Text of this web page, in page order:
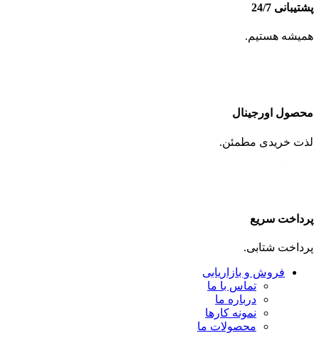
پشتیبانی 24/7
همیشه هستیم.
محصول اورجینال
لذت خریدی مطمئن.
پرداخت سریع
پرداخت شتابی.
فروش و بازاریابی
تماس با ما
درباره ما
نمونه کارها
محصولات ما